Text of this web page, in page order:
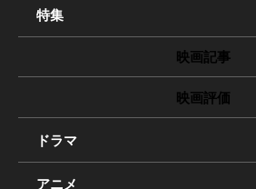
特集
映画記事
映画評価
ドラマ
アニメ